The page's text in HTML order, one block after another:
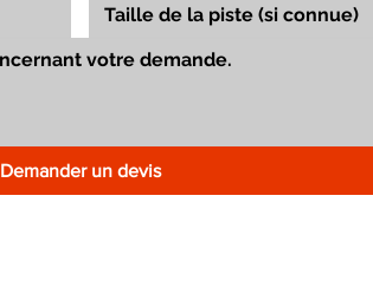
Demander un devis